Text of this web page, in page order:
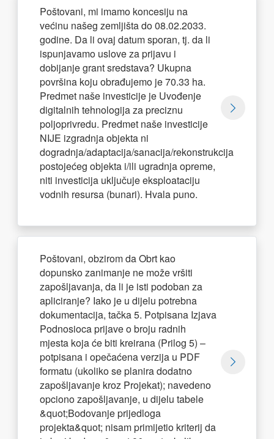
Poštovani, mi imamo koncesiju na
većinu našeg zemljišta do 08.02.2033.
godine. Da li ovaj datum sporan, tj. da li
ispunjavamo uslove za prijavu i
dobijanje grant sredstava? Ukupna
površina koju obrađujemo je 70.33 ha.
Predmet naše investicije je Uvođenje
digitalnih tehnologija za preciznu
poljoprivredu. Predmet naše investicije
NIJE izgradnja objekta ni
dogradnja/adaptacija/sanacija/rekonstrukcija
postojećeg objekta i/ili ugradnja opreme,
niti investicija uključuje eksploataciju
vodnih resursa (bunari). Hvala puno.
Poštovani, obzirom da Obrt kao
dopunsko zanimanje ne može vršiti
zapošljavanja, da li je isti podoban za
apliciranje? Iako je u dijelu potrebna
dokumentacija, tačka 5. Potpisana Izjava
Podnosioca prijave o broju radnih
mjesta koja će biti kreirana (Prilog 5) –
potpisana i opečaćena verzija u PDF
formatu (ukoliko se planira dodatno
zapošljavanje kroz Projekat); navedeno
opciono zapošljavanje, u dijelu tabele
&quot;Bodovanje prijedloga
projekta&quot; nisam primijetio kriterij da